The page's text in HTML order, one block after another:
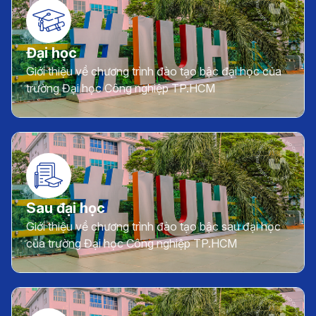
Đại học
Giới thiệu về chương trình đào tạo bậc đại học của
trường Đại học Công nghiệp TP.HCM
Sau đại học
Giới thiệu về chương trình đào tạo bậc sau đại học
của trường Đại học Công nghiệp TP.HCM